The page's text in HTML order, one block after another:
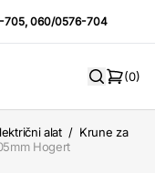
705,060/0576-704
(0)
alat / Krune za
Hogert